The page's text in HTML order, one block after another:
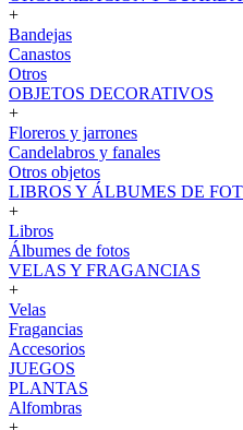
+
Bandejas
Canastos
Otros
OBJETOS DECORATIVOS
+
Floreros y jarrones
Candelabros y fanales
Otros objetos
LIBROS Y ÁLBUMES DE
+
Libros
Álbumes de fotos
VELAS Y FRAGANCIAS
+
Velas
Fragancias
Accesorios
JUEGOS
PLANTAS
Alfombras